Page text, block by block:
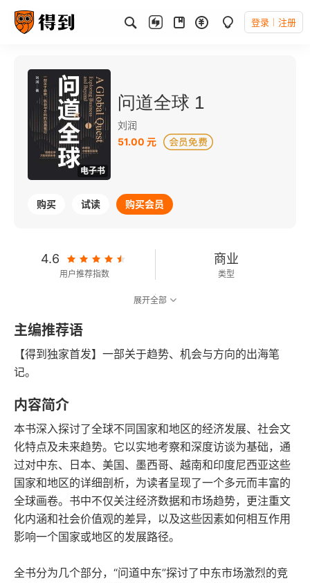
登录 注册
电子书
问道全球 1
刘润
51.00 元
购买 试读 购买会员
4.6
用户推荐指数
商业
类型
139千字
字数
No.75
经济学
发行日期
展开全部
主编推荐语
【得到独家首发】一部关于趋势、机会与方向的出海笔
记。
内容简介
本书深入探讨了全球不同国家和地区的经济发展、社会文
化特点及未来趋势。它以实地考察和深度访谈为基础，通
过对中东、日本、美国、墨西哥、越南和印度尼西亚这些
国家和地区的详细剖析，为读者呈现了一个多元而丰富的
全球画卷。书中不仅关注经济数据和市场趋势，更注重文
化内涵和社会价值观的差异，以及这些因素如何相互作用
影响一个国家或地区的发展路径。
全书分为几个部分，“问道中东”探讨了中东市场激烈的竞